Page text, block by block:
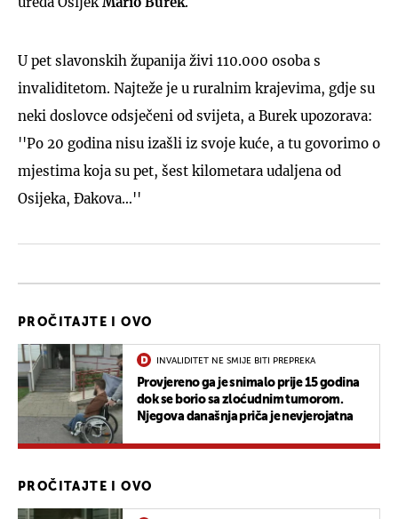
U pet slavonskih županija živi 110.000 osoba s
invaliditetom. Najteže je u ruralnim krajevima, gdje su
neki doslovce odsječeni od svijeta, a Burek upozorava:
''Po 20 godina nisu izašli iz svoje kuće, a tu govorimo o
mjestima koja su pet, šest kilometara udaljena od
Osijeka, Đakova…''
PROČITAJTE I OVO
INVALIDITET NE SMIJE BITI PREPREKA
Provjereno ga je snimalo prije 15 godina
dok se borio sa zloćudnim tumorom.
Njegova današnja priča je nevjerojatna
PROČITAJTE I OVO